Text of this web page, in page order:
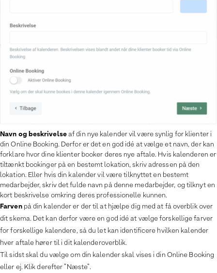
Navn og beskrivelseaf din nye kalender vil være synlig for klienter i
din Online Booking. Derfor er det en god idé at vælge et navn, der kan
forklare hvor dine klienter booker deres nye aftale. Hvis kalenderen er
tiltænkt bookinger på en bestemt lokation, skriv adressen på den
lokation. Eller hvis din kalender vil være tilknyttet en bestemt
medarbejder, skriv det fulde navn på denne medarbejder, og tilknyt en
kort beskrivelse omkring deres professionelle kunnen.
Farvenpå din kalender er der til at hjælpe dig med at få overblik over
dit skema. Det kan derfor være en god idé at vælge forskellige farver
for forskellige kalendere, så du let kan identificere hvilken kalender
hver aftale hører til i dit kalenderoverblik.
Til sidst skal du vælge om din kalender skal vises i din Online Booking
eller ej. Klik derefter ”Næste”.